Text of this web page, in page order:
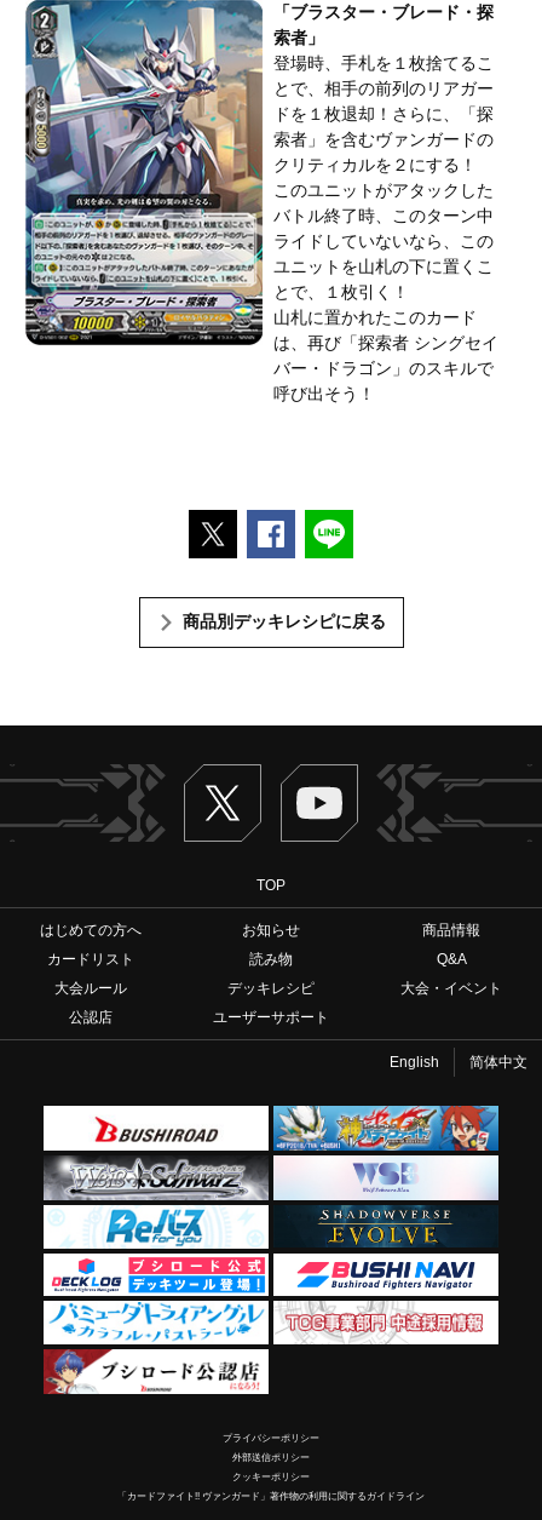
「ブラスター・ブレード・探
索者」
登場時、手札を１枚捨てるこ
とで、相手の前列のリアガー
ドを１枚退却！さらに、「探
索者」を含むヴァンガードの
クリティカルを２にする！
このユニットがアタックした
バトル終了時、このターン中
ライドしていないなら、この
ユニットを山札の下に置くこ
とで、１枚引く！
山札に置かれたこのカード
は、再び「探索者 シングセイ
バー・ドラゴン」のスキルで
呼び出そう！
ポストするFacebookでシェアする
商品別デッキレシピに戻る
Twitter ヴァンガードch
TOP
はじめての方へ お知らせ
商品情報
カードリスト
読み物
Q&A
大会ルール
デッキレシピ
大会・イベント
公認店
ユーザーサポート
English 简体中文
プライバシーポリシー
外部送信ポリシー
クッキーポリシー
「カードファイト!! ヴァンガード」著作物の利用に関するガイドライン